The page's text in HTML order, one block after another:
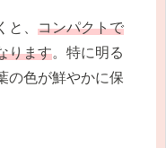
、 コンパクトで
ります。特に明る
の色が鮮やかに保